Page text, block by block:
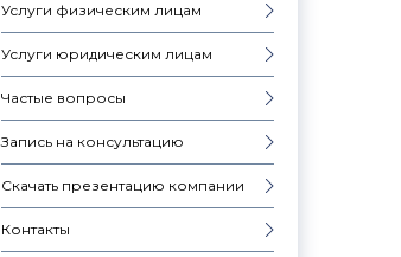
Услуги физическим лицам
Услуги юридическим лицам
Частые вопросы
Запись на консультацию
Скачать презентацию компании
Контакты